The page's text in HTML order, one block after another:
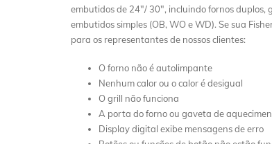
embutidos de 24″/ 30″, incluindo fornos duplos,
embutidos simples (OB, WO e WD). Se sua
para os representantes de nossos clientes:
O forno não é autolimpante
Nenhum calor ou o calor é desigual
O grill não funciona
A porta do forno ou gaveta de
Display digital exibe mensagens de erro